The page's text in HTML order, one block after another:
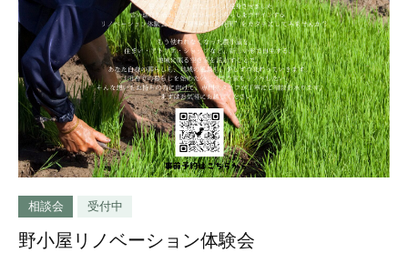
相談会 受付中
野小屋リノベーション体験会